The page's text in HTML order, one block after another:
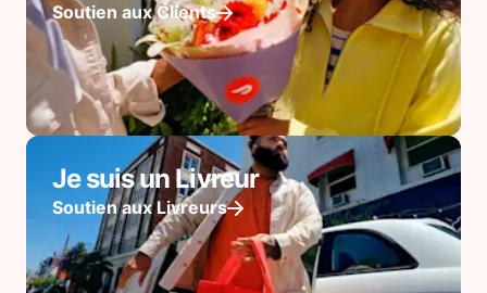
Soutien aux Clients
Je suis un Livreur
Soutien aux Livreurs